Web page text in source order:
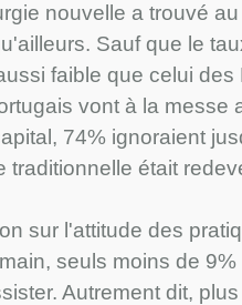
nouvelle a trouvé
Sauf que le
faible que celui des
vont à la messe
74% ignoraient
traditionnelle était
sur l'attitude des
seuls moins de 9%
Autrement dit,